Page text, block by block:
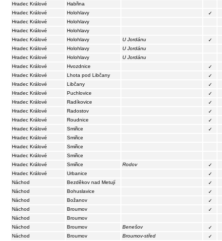
Hradec Králové
Habřina
Hradec Králové
Holohlavy
✓
Hradec Králové
Holohlavy
Hradec Králové
Holohlavy
Hradec Králové
Holohlavy U Jordánu
✓
Hradec Králové
Holohlavy
U Jordánu
Hradec Králové
Holohlavy
U Jordánu
Hradec Králové
Hvozdnice
✓
Hradec Králové
Lhota pod Libčany
✓
Hradec Králové
Libčany
✓
Hradec Králové
Puchlovice
✓
Hradec Králové
Radíkovice
✓
Hradec Králové
Radostov
✓
Hradec Králové
Roudnice
✓
Hradec Králové
Smiřice
✓
Hradec Králové
Smiřice
Hradec Králové
Smiřice
Hradec Králové
Smiřice
Hradec Králové
Smiřice Rodov
✓
Hradec Králové
Urbanice
✓
Náchod
Bezděkov nad Metují
✓
Náchod
Bohuslavice
✓
Náchod
Božanov
✓
Náchod
Broumov
✓
Náchod
Broumov
Náchod
Broumov Benešov
✓
Náchod
Broumov Broumov-střed
✓